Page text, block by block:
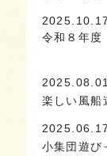
2025.10.17
令和８年
楽しい風船
2025.06.17
小集団遊び